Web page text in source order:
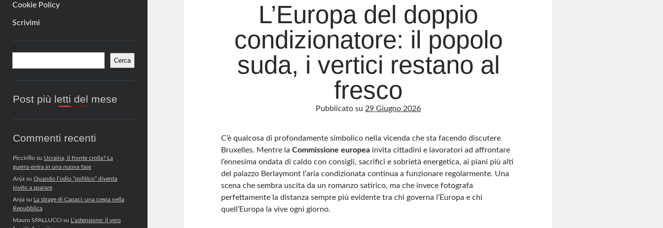
Cookie Policy
Scrivimi
Barra
laterale
Cerca
Post più letti del mese
Commenti recenti
Piccirillosu Ucraina, il fronte crolla? La
guerra entra in una nuova fase
Anjasu Quando l’odio “politico” diventa
invito a sparare
Anjasu La strage di Capaci: una crepa nella
Repubblica
Mauro SPALLUCCIsu L’astensione: il vero
L’Europa del doppio
condizionatore: il popolo
suda, i vertici restano al
fresco
Pubblicato su29 Giugno 2026
C’è qualcosa di profondamente simbolico nella vicenda che sta facendo discutere
Bruxelles. Mentre laCommissione europea invita cittadini e lavoratori ad affrontare
l’ennesima ondata di caldo con consigli, sacrifici e sobrietà energetica, ai piani più alti
del palazzo Berlaymont l’aria condizionata continua a funzionare regolarmente. Una
scena che sembra uscita da un romanzo satirico, ma che invece fotografa
perfettamente la distanza sempre più evidente tra chi governa l’Europa e chi
quell’Europa la vive ogni giorno.